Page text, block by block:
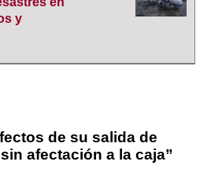
y
de su salida de
afectación a la caja”